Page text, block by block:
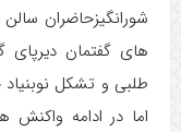
شورانگیزحاضران
های گفتمان دیرپای
طلبی و تشکل
اما در ادامه